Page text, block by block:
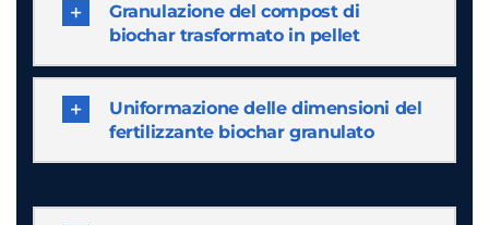
Granulazione del compost di
biochar trasformato in pellet
Uniformazione delle dimensioni del
fertilizzante biochar granulato